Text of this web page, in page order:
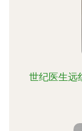
世纪医生远